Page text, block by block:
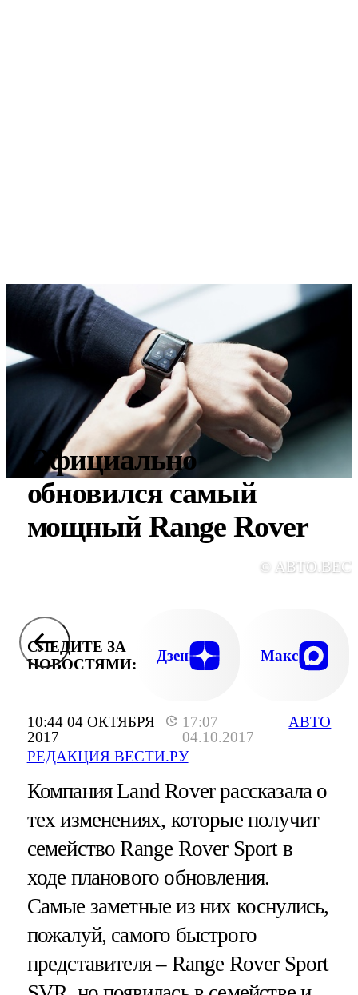
10:44 04 ОКТЯБРЯ
2017
17:07
04.10.2017
РЕДАКЦИЯ ВЕСТИ.РУ
АВТО
Официально
обновился самый
мощный Range Rover
©
СЛЕДИТЕ ЗА
НОВОСТЯМИ:
Дзен Макс
Компания Land Rover рассказала о
тех изменениях, которые получит
семейство Range Rover Sport в
ходе планового обновления.
Самые заметные из них коснулись,
пожалуй, самого быстрого
представителя – Range Rover Sport